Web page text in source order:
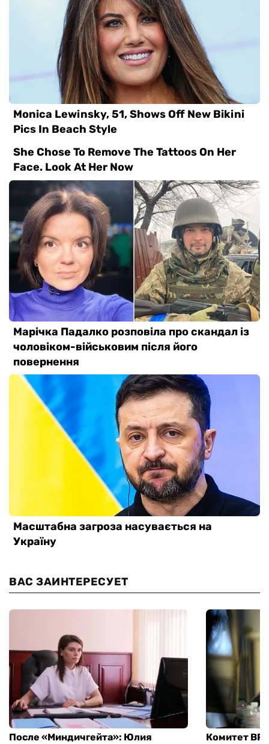
ВАС ЗАИНТЕРЕСУЕТ
После «Миндичгейта»: Юлия
Комитет ВР